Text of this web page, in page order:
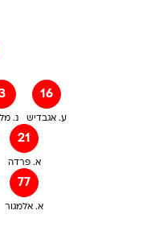
נ.
16
ע. אגבדיש
21
א. פרדה
77
א. אלמגור